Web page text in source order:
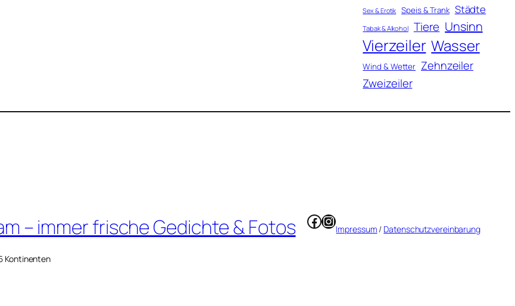
Sex & Erotik Speis & Trank Städte
Tabak & Alkohol Tiere Unsinn
Vierzeiler Wasser
Wind & Wetter Zehnzeiler
Zweizeiler
– immer frische Gedichte & Fotos
Kontinenten
Facebook
Instagram
Impressum / Datenschutzvereinbarung